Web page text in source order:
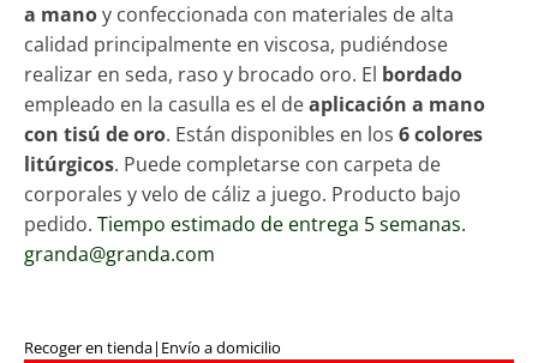
a manoy confeccionada con materiales de alta
calidad principalmente en viscosa, pudiéndose
realizar en seda, raso y brocado oro. El bordado
empleado en la casulla es el deaplicación a mano
con tisú de oro. Están disponibles en los 6 colores
litúrgicos. Puede completarse con carpeta de
corporales y velo de cáliz a juego. Producto bajo
pedido. Tiempo estimado de entrega 5 semanas.
granda@granda.com
Recoger en tienda| Envío a domicilio